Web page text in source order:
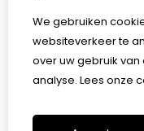
Informatie
Over ons
Verzending
Disclaimer
We gebruiken
websiteverkeer te
over uw gebruik
analyse. Lees onze